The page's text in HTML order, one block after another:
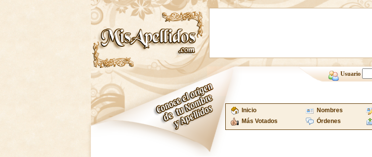
Usuario
Inicio Nombres
Más Votados
Órdenes